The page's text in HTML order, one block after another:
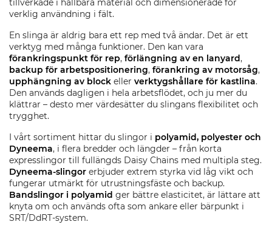
tillverkade i hållbara material och dimensionerade för
verklig användning i fält.
En slinga är aldrig bara ett rep med två ändar. Det är ett
verktyg med många funktioner. Den kan vara
förankringspunkt för rep, förlängning av en lanyard,
backup för arbetspositionering, förankring av motorsåg,
upphängning av block eller verktygshållare för kastlina.
Den används dagligen i hela arbetsflödet, och ju mer du
klättrar – desto mer värdesätter du slingans flexibilitet och
trygghet.
I vårt sortiment hittar du slingor i polyamid, polyester och
Dyneema, i flera bredder och längder – från korta
expresslingor till fullängds Daisy Chains med multipla steg.
Dyneema-slingor erbjuder extrem styrka vid låg vikt och
fungerar utmärkt för utrustningsfäste och backup.
Bandslingor i polyamid ger bättre elasticitet, är lättare att
knyta om och används ofta som ankare eller bärpunkt i
SRT/DdRT-system.